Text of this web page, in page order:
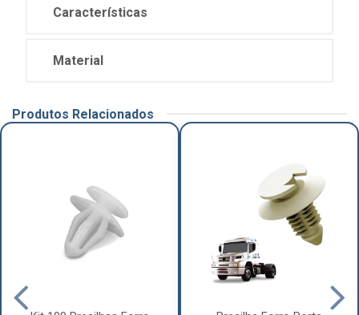
Características
Material
Produtos Relacionados